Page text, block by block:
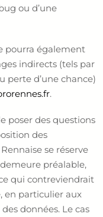
ou d’une
pourra également
indirects (tels par
perte d’une chance)
.
poser des questions
des
se réserve
préalable,
qui contreviendrait
en particulier aux
données. Le cas